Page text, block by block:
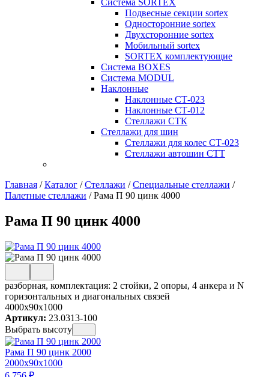
Система SORTEX
Подвесные секции sortex
Односторонние sortex
Двухсторонние sortex
Мобильный sortex
SORTEX комплектующие
Система BOXES
Система MODUL
Наклонные
Наклонные СТ-023
Наклонные СТ-012
Стеллажи СТК
Стеллажи для шин
Стеллажи для колес СТ-023
Стеллажи автошин СТТ
Главная /Каталог /Стеллажи /Специальные стеллажи /
Палетные стеллажи /Рама П 90 цинк 4000
Рама П 90 цинк 4000
разборная, комплектация: 2 стойки, 2 опоры, 4 анкера и N
горизонтальных и диагональных связей
4000x90x1000
Артикул: 23.0313-100
Выбрать высоту
Рама П 90 цинк 2000
2000x90x1000